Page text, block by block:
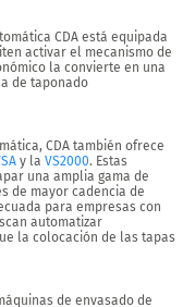
CDA está equipada
activar el mecanismo de
la convierte en una
de taponado
CDA también ofrece
y la VS2000. Estas
una amplia gama de
de mayor cadencia de
para empresas con
automatizar
la colocación de las tapas
de envasado de